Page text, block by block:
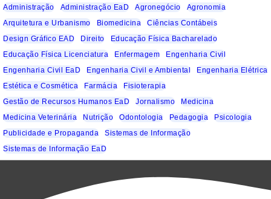
Administração Administração EaD Agronegócio
Agronomia
Arquitetura e Urbanismo
Biomedicina
Ciências Contábeis
Design Gráfico EAD
Direito
Educação Física Bacharelado
Educação Física Licenciatura
Enfermagem
Engenharia Civil
Engenharia Civil EaD
Engenharia Civil e Ambiental
Engenharia Elétrica
Estética e Cosmética
Farmácia
Fisioterapia
Gestão de Recursos Humanos EaD
Jornalismo
Medicina
Medicina Veterinária
Nutrição Odontologia Pedagogia
Psicologia
Publicidade e Propaganda
Sistemas de Informação
Sistemas de Informação EaD